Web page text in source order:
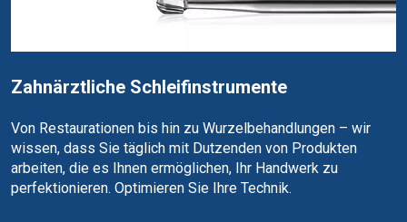
Zahnärztliche Schleifinstrumente
Von Restaurationen bis hin zu Wurzelbehandlungen – wir
wissen, dass Sie täglich mit Dutzenden von Produkten
arbeiten, die es Ihnen ermöglichen, Ihr Handwerk zu
perfektionieren. Optimieren Sie Ihre Technik.